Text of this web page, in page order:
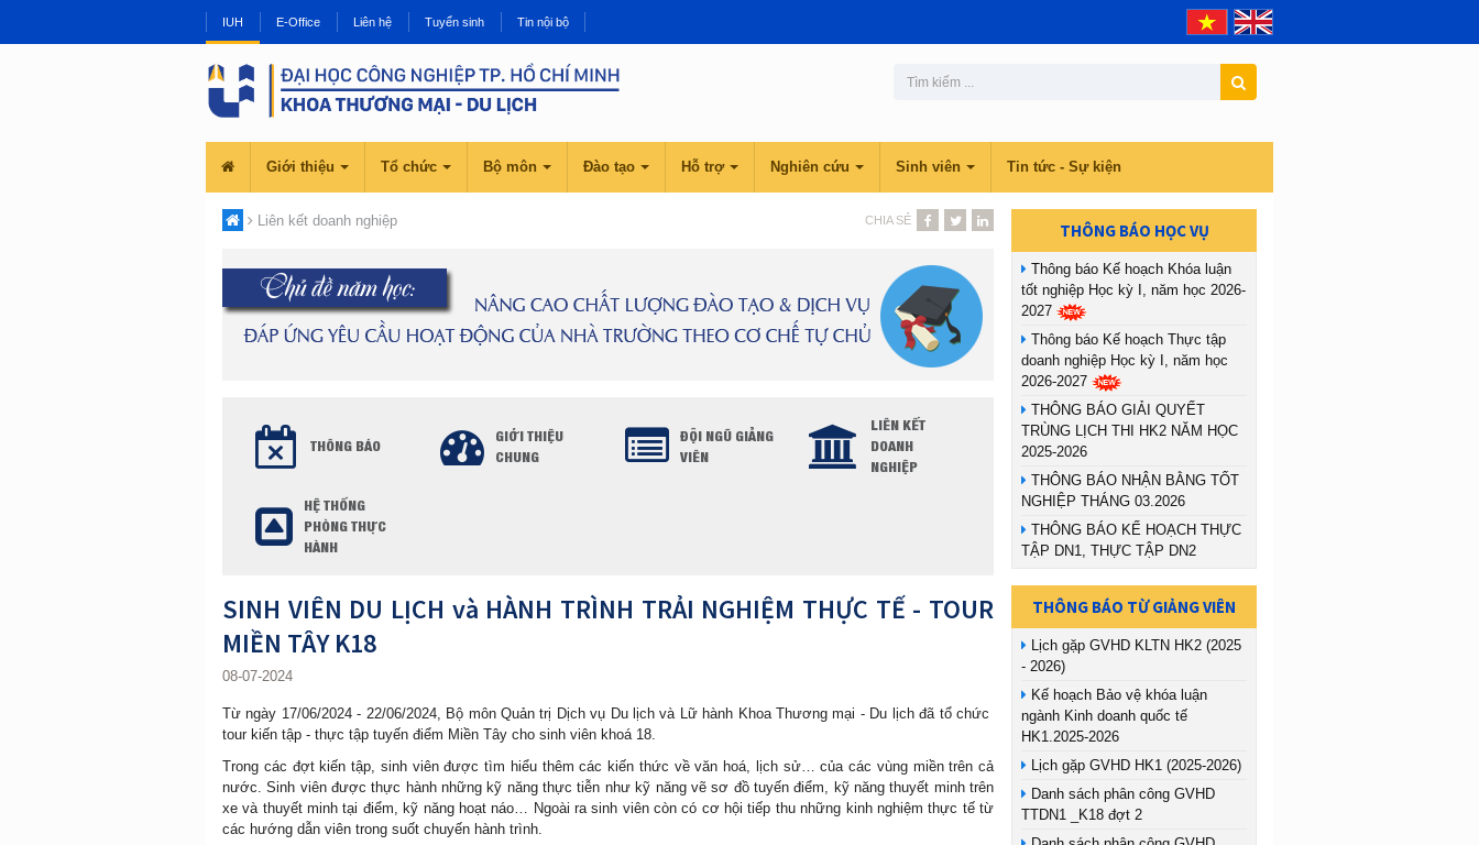
IUH E-Office Liên hệ Tuyển sinh Tin nội bộ
Giới thiệu Tổ chức Bộ môn Đào tạo Hỗ trợ Nghiên cứu Sinh viên Tin tức - Sự kiện
Liên kết doanh nghiệp CHIA SẺ
THÔNG BÁO
GIỚI THIỆU
CHUNG
ĐỘI NGŨ GIẢNG
VIÊN
LIÊN KẾT
DOANH
NGHIỆP
HỆ THỐNG
PHÒNG THỰC
HÀNH
SINH VIÊN DU LỊCH và HÀNH TRÌNH TRẢI NGHIỆM THỰC TẾ - TOUR
MIỀN TÂY K18
08-07-2024
Từ ngày 17/06/2024 - 22/06/2024, Bộ môn Quản trị Dịch vụ Du lịch và Lữ hành Khoa Thương mại - Du lịch đã tổ chức
tour kiến tập - thực tập tuyến điểm Miền Tây cho sinh viên khoá 18.
Trong các đợt kiến tập, sinh viên được tìm hiểu thêm các kiến thức về văn hoá, lịch sử… của các vùng miền trên cả
nước. Sinh viên được thực hành những kỹ năng thực tiễn như kỹ năng vẽ sơ đồ tuyến điểm, kỹ năng thuyết minh trên
xe và thuyết minh tại điểm, kỹ năng hoạt náo… Ngoài ra sinh viên còn có cơ hội tiếp thu những kinh nghiệm thực tế từ
các hướng dẫn viên trong suốt chuyến hành trình.
THÔNG BÁO HỌC VỤ
Thông báo Kế hoạch Khóa luận
tốt nghiệp Học kỳ I, năm học 2026-
2027
Thông báo Kế hoạch Thực tập
doanh nghiệp Học kỳ I, năm học
2026-2027
THÔNG BÁO GIẢI QUYẾT
TRÙNG LỊCH THI HK2 NĂM HỌC
2025-2026
THÔNG BÁO NHẬN BẰNG TỐT
NGHIỆP THÁNG 03.2026
THÔNG BÁO KẾ HOẠCH THỰC
TẬP DN1, THỰC TẬP DN2
THÔNG BÁO TỪ GIẢNG VIÊN
Lịch gặp GVHD KLTN HK2 (2025
- 2026)
Kế hoạch Bảo vệ khóa luận
ngành Kinh doanh quốc tế
HK1.2025-2026
Lịch gặp GVHD HK1 (2025-2026)
Danh sách phân công GVHD
TTDN1 _K18 đợt 2